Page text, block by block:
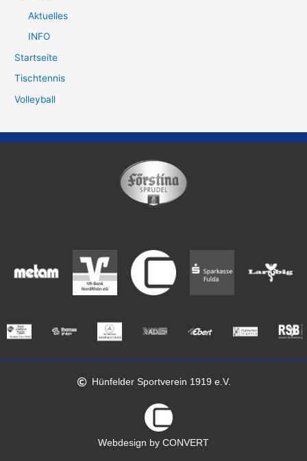
Aktuelles
INFO
Startseite
Tischtennis
Volleyball
Hünfelder Sportverein 1919 e.V.
Webdesign by CONVERT